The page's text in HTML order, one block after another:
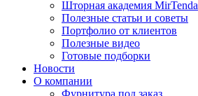
Шторная академия MirTenda
Полезные статьи и советы
Портфолио от клиентов
Полезные видео
Готовые подборки
Новости
О компании
Фурнитура под заказ